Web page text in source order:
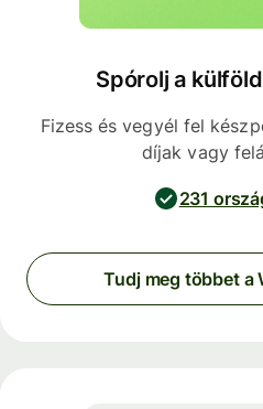
Spórolj a
Fizess és vegyél fel
díjak vagy
231
Tudj meg többet a